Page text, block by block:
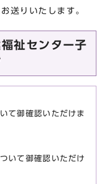
送りいたします。
祉センター子
て御確認いただけま
いて御確認いただけ